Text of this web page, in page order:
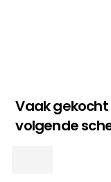
Vaak
volgende